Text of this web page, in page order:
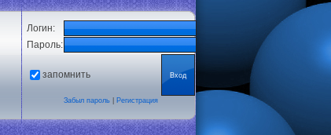
Логин:
Пароль:
запомнить
Забыл пароль| Регистрация